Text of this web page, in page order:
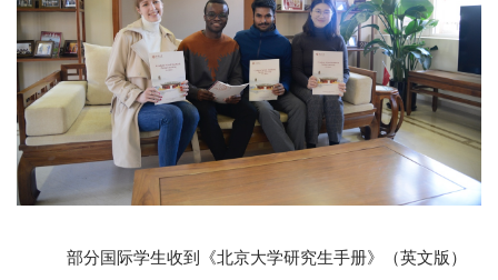
部分国际学生收到《北京大学研究生手册》（英文版）